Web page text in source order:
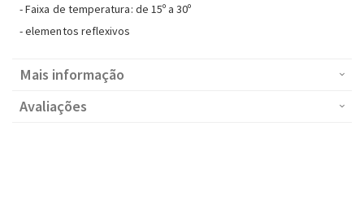
- Faixa de temperatura: de 15º a 30º
- elementos reflexivos
Mais informação
Avaliações